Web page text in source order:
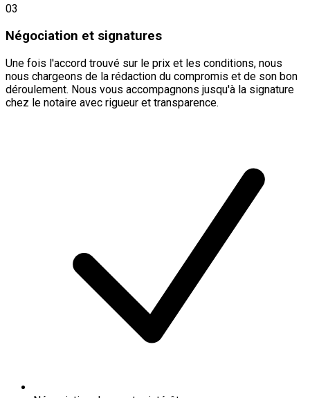
03
Négociation et signatures
Une fois l'accord trouvé sur le prix et les conditions, nous
nous chargeons de la rédaction du compromis et de son bon
déroulement. Nous vous accompagnons jusqu'à la signature
chez le notaire avec rigueur et transparence.